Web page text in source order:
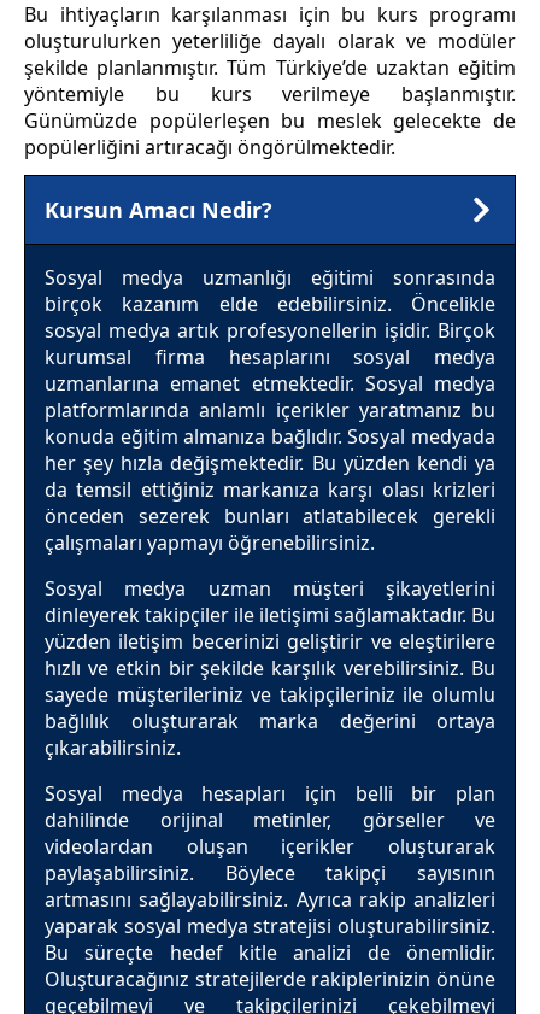
Bu ihtiyaçların karşılanması için bu kurs programı
oluşturulurken yeterliliğe dayalı olarak ve modüler
şekilde planlanmıştır. Tüm Türkiye’de uzaktan eğitim
yöntemiyle bu kurs verilmeye başlanmıştır.
Günümüzde popülerleşen bu meslek gelecekte de
popülerliğini artıracağı öngörülmektedir.
Kursun Amacı Nedir?
Sosyal medya uzmanlığı eğitimi sonrasında
birçok kazanım elde edebilirsiniz. Öncelikle
sosyal medya artık profesyonellerin işidir. Birçok
kurumsal firma hesaplarını sosyal medya
uzmanlarına emanet etmektedir. Sosyal medya
platformlarında anlamlı içerikler yaratmanız bu
konuda eğitim almanıza bağlıdır. Sosyal medyada
her şey hızla değişmektedir. Bu yüzden kendi ya
da temsil ettiğiniz markanıza karşı olası krizleri
önceden sezerek bunları atlatabilecek gerekli
çalışmaları yapmayı öğrenebilirsiniz.
Sosyal medya uzman müşteri şikayetlerini
dinleyerek takipçiler ile iletişimi sağlamaktadır. Bu
yüzden iletişim becerinizi geliştirir ve eleştirilere
hızlı ve etkin bir şekilde karşılık verebilirsiniz. Bu
sayede müşterileriniz ve takipçileriniz ile olumlu
bağlılık oluşturarak marka değerini ortaya
çıkarabilirsiniz.
Sosyal medya hesapları için belli bir plan
dahilinde orijinal metinler, görseller ve
videolardan oluşan içerikler oluşturarak
paylaşabilirsiniz. Böylece takipçi sayısının
artmasını sağlayabilirsiniz. Ayrıca rakip analizleri
yaparak sosyal medya stratejisi oluşturabilirsiniz.
Bu süreçte hedef kitle analizi de önemlidir.
Oluşturacağınız stratejilerde rakiplerinizin önüne
geçebilmeyi ve takipçilerinizi çekebilmeyi